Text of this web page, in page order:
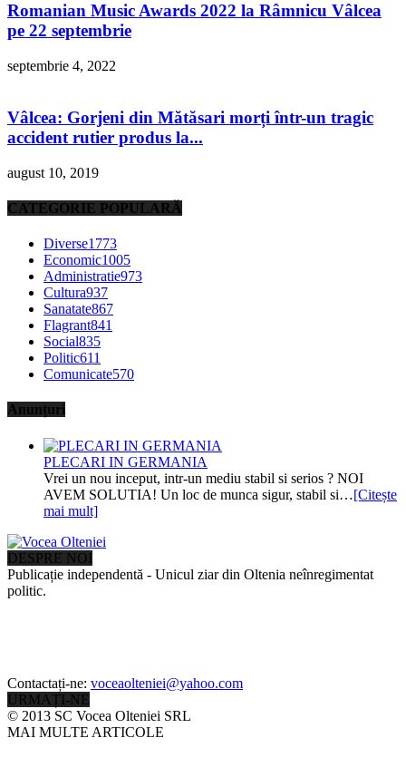
Romanian Music Awards 2022 la Râmnicu Vâlcea
pe 22 septembrie
septembrie 4, 2022
Vâlcea: Gorjeni din Mătăsari morți într-un tragic
accident rutier produs la...
august 10, 2019
CATEGORIE POPULARĂ
Diverse1773
Economic1005
Administratie973
Cultura937
Sanatate867
Flagrant841
Social835
Politic611
Comunicate570
Anunțuri
PLECARI IN GERMANIA
Vrei un nou inceput, intr-un mediu stabil si serios ? NOI
AVEM SOLUTIA! Un loc de munca sigur, stabil si…[Citește
mai mult]
DESPRE NOI
Publicație independentă - Unicul ziar din Oltenia neînregimentat
politic.
Contactați-ne: voceaolteniei@yahoo.com
URMAȚI-NE
© 2013 SC Vocea Olteniei SRL
MAI MULTE ARTICOLE